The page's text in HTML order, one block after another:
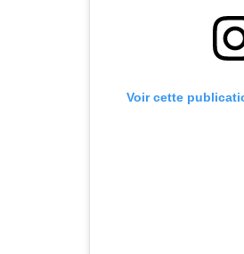
Voir cette